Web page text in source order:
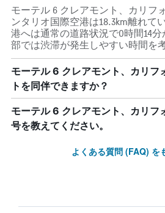
モーテル 6 クレアモント、カリフ
ンタリオ国際空港は18.3km離れて
港へは通常の道路状況で0時間14
部では渋滞が発生しやすい時間を
モーテル 6 クレアモント、カリフ
トを同伴できますか？
モーテル 6 クレアモント、カリフ
号を教えてください。
よくある質問 (FAQ) を